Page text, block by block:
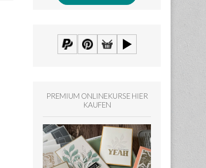
PREMIUM ONLINEKURSE HIER
KAUFEN